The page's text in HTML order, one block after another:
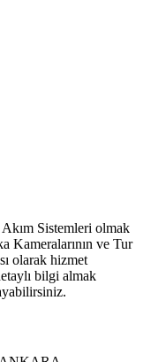
Sistemleri olmak
Kameralarının ve Tur
olarak hizmet
bilgi almak